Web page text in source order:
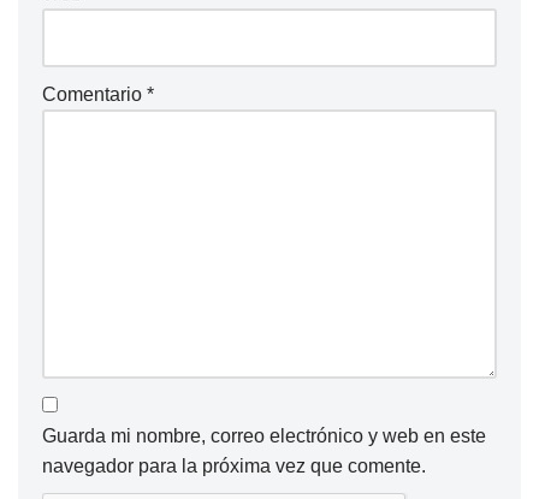
Comentario *
Guarda mi nombre, correo electrónico y web en este
navegador para la próxima vez que comente.